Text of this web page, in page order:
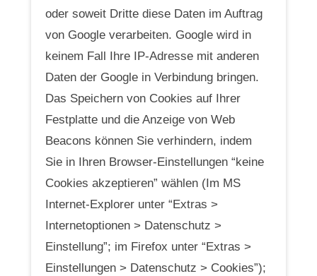
oder soweit Dritte diese Daten im Auftrag
von Google verarbeiten. Google wird in
keinem Fall Ihre IP-Adresse mit anderen
Daten der Google in Verbindung bringen.
Das Speichern von Cookies auf Ihrer
Festplatte und die Anzeige von Web
Beacons können Sie verhindern, indem
Sie in Ihren Browser-Einstellungen “keine
Cookies akzeptieren” wählen (Im MS
Internet-Explorer unter “Extras >
Internetoptionen > Datenschutz >
Einstellung”; im Firefox unter “Extras >
Einstellungen > Datenschutz > Cookies”);